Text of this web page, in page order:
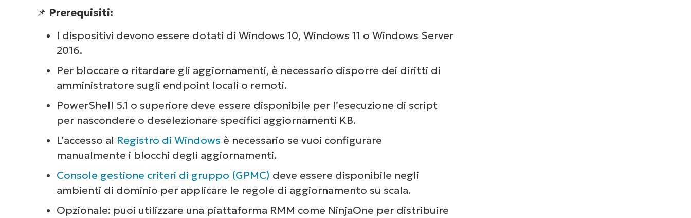
📌 Prerequisiti:
I dispositivi devono essere dotati di Windows 10, Windows 11 o Windows Server
2016.
Per bloccare o ritardare gli aggiornamenti, è necessario disporre dei diritti di
amministratore sugli endpoint locali o remoti.
PowerShell 5.1 o superiore deve essere disponibile per l’esecuzione di script
per nascondere o deselezionare specifici aggiornamenti KB.
L’accesso al Registro di Windows è necessario se vuoi configurare
manualmente i blocchi degli aggiornamenti.
Console gestione criteri di gruppo (GPMC) deve essere disponibile negli
ambienti di dominio per applicare le regole di aggiornamento su scala.
Opzionale: puoi utilizzare una piattaforma RMM come NinjaOne per distribuire